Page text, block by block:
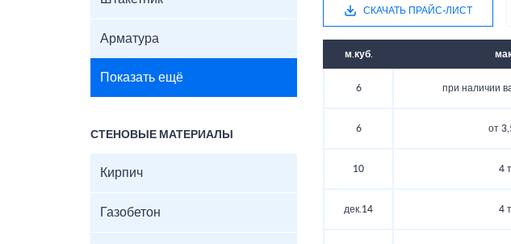
Арматура
Показать ещё
СТЕНОВЫЕ МАТЕРИАЛЫ
Кирпич
Газобетон
СКАЧАТЬ ПРАЙС-ЛИСТ
м.куб.
6 при наличии
6 от
10 4
дек.14 4